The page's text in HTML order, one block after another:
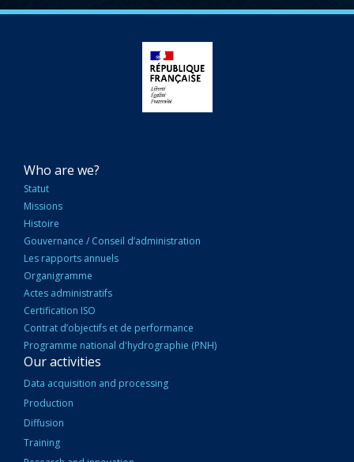
NAVIGATION
PRINCIPALE
Who are we?
Statut
Missions
Histoire
Gouvernance / Conseil d’administration
Les rapports annuels
Organigramme
Actes administratifs
Certification ISO
Contrat d’objectifs et de performance
Programme national d'hydrographie (PNH)
Our activities
Data acquisition and processing
Production
Diffusion
Training